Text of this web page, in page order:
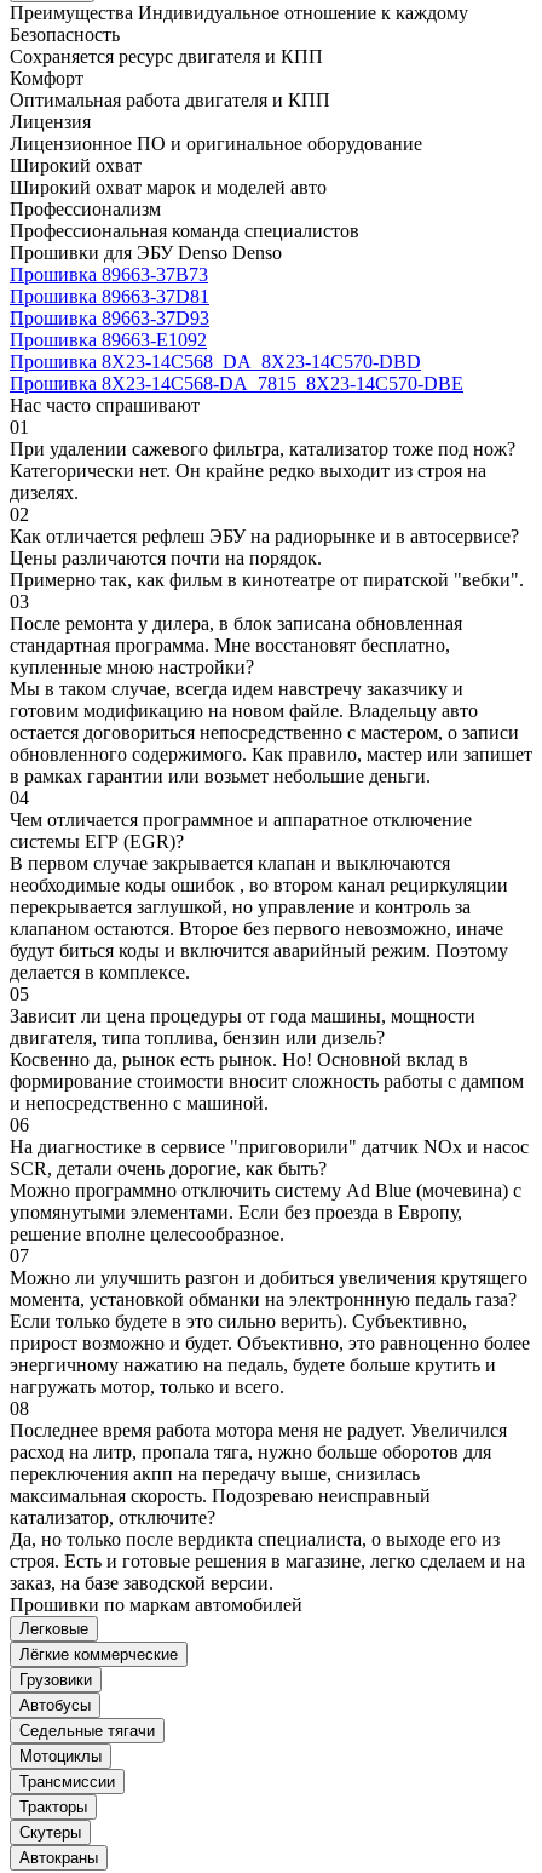
Преимущества Индивидуальное отношение к каждому
Безопасность
Сохраняется ресурс двигателя и КПП
Комфорт
Оптимальная работа двигателя и КПП
Лицензия
Лицензионное ПО и оригинальное оборудование
Широкий охват
Широкий охват марок и моделей авто
Профессионализм
Профессиональная команда специалистов
Прошивки для ЭБУ Denso Denso
Прошивка 89663-37B73
Прошивка 89663-37D81
Прошивка 89663-37D93
Прошивка 89663-E1092
Прошивка 8X23-14C568_DA_8X23-14C570-DBD
Прошивка 8X23-14C568-DA_7815_8X23-14C570-DBE
Нас часто спрашивают
01
При удалении сажевого фильтра, катализатор тоже под нож?
Категорически нет. Он крайне редко выходит из строя на
дизелях.
02
Как отличается рефлеш ЭБУ на радиорынке и в автосервисе?
Цены различаются почти на порядок.
Примерно так, как фильм в кинотеатре от пиратской "вебки".
03
После ремонта у дилера, в блок записана обновленная
стандартная программа. Мне восстановят бесплатно,
купленные мною настройки?
Мы в таком случае, всегда идем навстречу заказчику и
готовим модификацию на новом файле. Владельцу авто
остается договориться непосредственно с мастером, о записи
обновленного содержимого. Как правило, мастер или запишет
в рамках гарантии или возьмет небольшие деньги.
04
Чем отличается программное и аппаратное отключение
системы ЕГР (EGR)?
В первом случае закрывается клапан и выключаются
необходимые коды ошибок , во втором канал рециркуляции
перекрывается заглушкой, но управление и контроль за
клапаном остаются. Второе без первого невозможно, иначе
будут биться коды и включится аварийный режим. Поэтому
делается в комплексе.
05
Зависит ли цена процедуры от года машины, мощности
двигателя, типа топлива, бензин или дизель?
Косвенно да, рынок есть рынок. Но! Основной вклад в
формирование стоимости вносит сложность работы с дампом
и непосредственно с машиной.
06
На диагностике в сервисе "приговорили" датчик NOx и насос
SCR, детали очень дорогие, как быть?
Можно программно отключить систему Ad Blue (мочевина) с
упомянутыми элементами. Если без проезда в Европу,
решение вполне целесообразное.
07
Можно ли улучшить разгон и добиться увеличения крутящего
момента, установкой обманки на электроннную педаль газа?
Если только будете в это сильно верить). Субъективно,
прирост возможно и будет. Объективно, это равноценно более
энергичному нажатию на педаль, будете больше крутить и
нагружать мотор, только и всего.
08
Последнее время работа мотора меня не радует. Увеличился
расход на литр, пропала тяга, нужно больше оборотов для
переключения акпп на передачу выше, снизилась
максимальная скорость. Подозреваю неисправный
катализатор, отключите?
Да, но только после вердикта специалиста, о выходе его из
строя. Есть и готовые решения в магазине, легко сделаем и на
заказ, на базе заводской версии.
Прошивки по маркам автомобилей
Легковые
Лёгкие коммерческие
Грузовики
Автобусы
Седельные тягачи
Мотоциклы
Трансмиссии
Тракторы
Скутеры
Автокраны